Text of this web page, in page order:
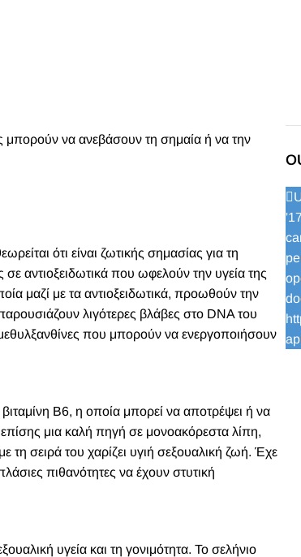
μπορούν να ανεβάσουν τη σημαία ή να την
ότι είναι ζωτικής σημασίας για τη
σε αντιοξειδωτικά που ωφελούν την υγεία της
μαζί με τα αντιοξειδωτικά, προωθούν την
λιγότερες βλάβες στο DNA του
που μπορούν να ενεργοποιήσουν
βιταμίνη Β6, η οποία μπορεί να αποτρέψει ή να
επίσης μια καλή πηγή σε μονοακόρεστα λίπη,
σειρά του χαρίζει υγιή σεξουαλική ζωή. Έχε
πιθανότητες να έχουν στυτική
υγεία και τη γονιμότητα. Το σελήνιο